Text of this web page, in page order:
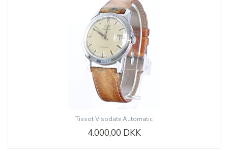
Tissot Visodate Automatic
4.000,00 DKK